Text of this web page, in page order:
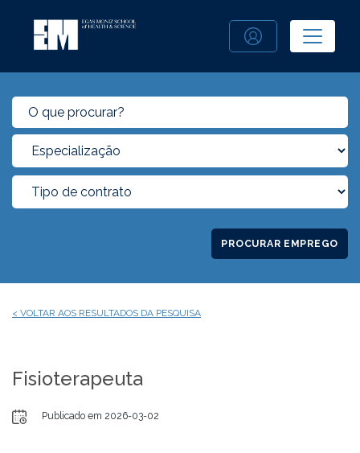
PROCURAR EMPREGO
< VOLTAR AOS RESULTADOS DA PESQUISA
Fisioterapeuta
Publicado em 2026-03-02